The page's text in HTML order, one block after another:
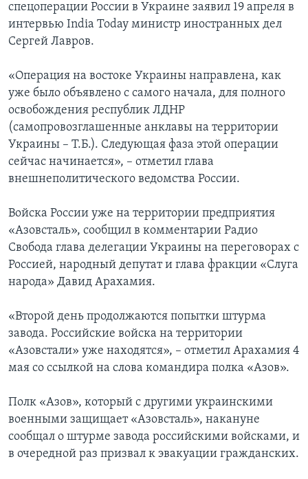
спецоперации России в Украине заявил 19 апреля в
интервью India Today министр иностранных дел
Сергей Лавров.
«Операция на востоке Украины направлена, как
уже было объявлено с самого начала, для полного
освобождения республик ЛДНР
(самопровозглашенные анклавы на территории
Украины – Т.Б.). Следующая фаза этой операции
сейчас начинается», – отметил глава
внешнеполитического ведомства России.
Войска России уже на территории предприятия
«Азовсталь», сообщил в комментарии Радио
Свобода глава делегации Украины на переговорах с
Россией, народный депутат и глава фракции «Слуга
народа» Давид Арахамия.
«Второй день продолжаются попытки штурма
завода. Российские войска на территории
«Азовстали» уже находятся», – отметил Арахамия 4
мая со ссылкой на слова командира полка «Азов».
Полк «Азов», который с другими украинскими
военными защищает «Азовсталь», накануне
сообщал о штурме завода российскими войсками, и
в очередной раз призвал к эвакуации гражданских.